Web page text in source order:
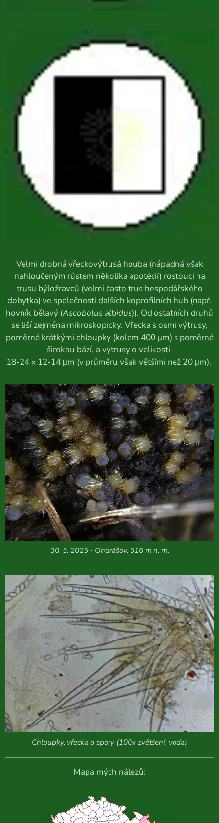
Velmi drobná vřeckovýtrusá houba (nápadná však
nahloučeným růstem několika apotécií) rostoucí na
trusu býložravců (velmi často trus hospodářského
dobytka) ve společnosti dalších koprofilních hub (např.
hovník bělavý (Ascobolus albidus)). Od ostatních druhů
se liší zejména mikroskopicky. Vřecka s osmi výtrusy,
poměrně krátkými chloupky (kolem 400 μm) s poměrně
širokou bází, a výtrusy o velikosti
18-24 x 12-14 μm (v průměru však většími než 20 μm).
30. 5. 2025 - Ondrášov, 616 m n. m.
Chloupky, vřecka a spory (100x zvětšení, voda)
Mapa mých nálezů: